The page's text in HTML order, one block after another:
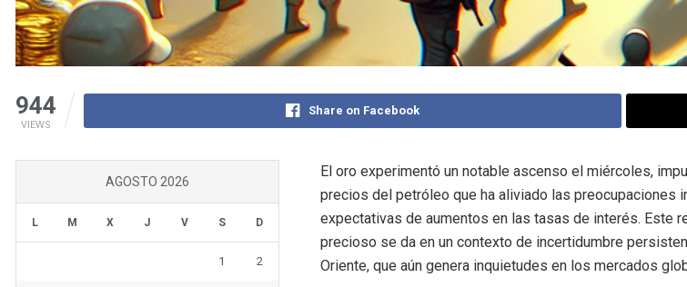
944
VIEWS
Share on Facebook
El oro experimentó un notable ascenso el miércoles,
precios del petróleo que ha aliviado las preocupaciones
expectativas de aumentos en las tasas de interés. Este
precioso se da en un contexto de incertidumbre
Oriente, que aún genera inquietudes en los mercados
AGOSTO 2026
L M X J V S D
1 2